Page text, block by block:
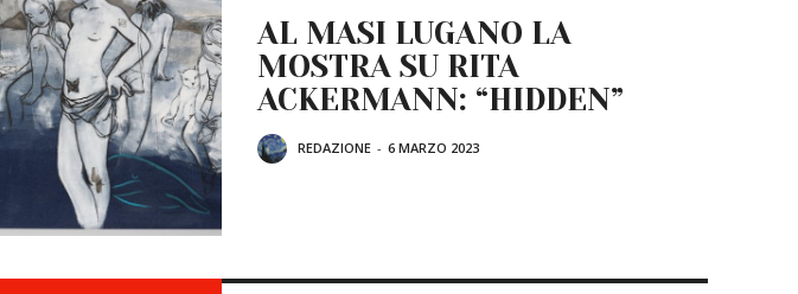
AL MASI LUGANO LA
MOSTRA SU RITA
ACKERMANN: “HIDDEN”
REDAZIONE - 6 MARZO 2023